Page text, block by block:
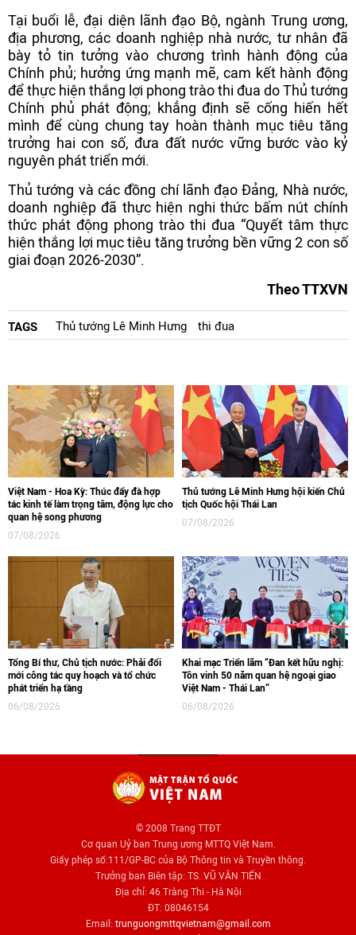
Tại buổi lễ, đại diện lãnh đạo Bộ, ngành Trung ương,
địa phương, các doanh nghiệp nhà nước, tư nhân đã
bày tỏ tin tưởng vào chương trình hành động của
Chính phủ; hưởng ứng mạnh mẽ, cam kết hành động
để thực hiện thắng lợi phong trào thi đua do Thủ tướng
Chính phủ phát động; khẳng định sẽ cống hiến hết
mình để cùng chung tay hoàn thành mục tiêu tăng
trưởng hai con số, đưa đất nước vững bước vào kỷ
nguyên phát triển mới.
Thủ tướng và các đồng chí lãnh đạo Đảng, Nhà nước,
doanh nghiệp đã thực hiện nghi thức bấm nút chính
thức phát động phong trào thi đua “Quyết tâm thực
hiện thắng lợi mục tiêu tăng trưởng bền vững 2 con số
giai đoạn 2026-2030”.
Theo TTXVN
TAGS Thủ tướng Lê Minh Hưng thi đua
Việt Nam - Hoa Kỳ: Thúc đẩy đà hợp
tác kinh tế làm trọng tâm, động lực cho
quan hệ song phương
07/08/2026
Thủ tướng Lê Minh Hưng hội kiến Chủ
tịch Quốc hội Thái Lan
07/08/2026
Tổng Bí thư, Chủ tịch nước: Phải đổi
mới công tác quy hoạch và tổ chức
phát triển hạ tầng
06/08/2026
Khai mạc Triển lãm “Đan kết hữu nghị:
Tôn vinh 50 năm quan hệ ngoại giao
Việt Nam - Thái Lan“
06/08/2026
© 2008 Trang TTĐT
Cơ quan Uỷ ban Trung ương MTTQ Việt Nam.
Giấy phép số:111/GP-BC của Bộ Thông tin và Truyền thông.
Trưởng ban Biên tập: TS. VŨ VĂN TIẾN
Địa chỉ: 46 Tràng Thi - Hà Nội
ĐT: 08046154
Email: trunguongmttqvietnam@gmail.com